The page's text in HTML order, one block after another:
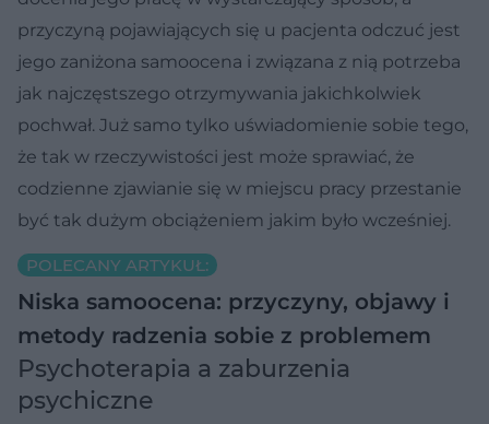
przyczyną pojawiających się u pacjenta odczuć jest
jego zaniżona samoocena i związana z nią potrzeba
jak najczęstszego otrzymywania jakichkolwiek
pochwał. Już samo tylko uświadomienie sobie tego,
że tak w rzeczywistości jest może sprawiać, że
codzienne zjawianie się w miejscu pracy przestanie
być tak dużym obciążeniem jakim było wcześniej.
POLECANY ARTYKUŁ:
Niska samoocena: przyczyny, objawy i
metody radzenia sobie z problemem
Psychoterapia a zaburzenia
psychiczne